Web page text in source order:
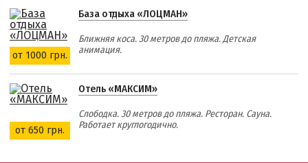
от 1000 грн.
База отдыха «ЛОЦМАН»
Ближняя коса. 30 метров до пляжа. Детская
анимация.
от 650 грн.
Отель «МАКСИМ»
Слободка. 30 метров до пляжа. Ресторан. Сауна.
Работает круглогодично.